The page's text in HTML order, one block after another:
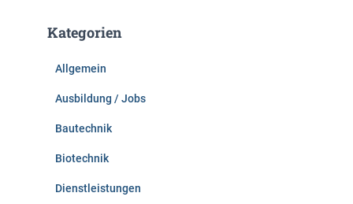
n
Kategorien
Allgemein
Ausbildung / Jobs
Bautechnik
Biotechnik
Dienstleistungen